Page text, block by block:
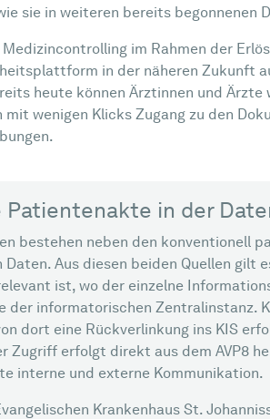
sie in weiteren bereits
im Rahmen der
in der näheren Zukunft
heute können Ärztinnen und
wenigen Klicks Zugang zu den
in der
bestehen neben den konventionell
Daten. Aus diesen beiden Quellen
ist, wo der einzelne
der informatorischen
dort eine Rückverlinkung ins KIS
Zugriff erfolgt direkt aus dem AVP8
interne und externe Kommunikation.
Krankenhaus St.